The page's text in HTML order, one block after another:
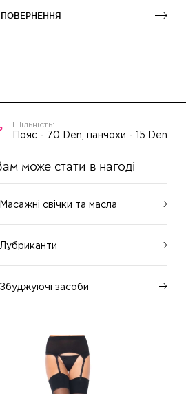
Пояс - 70 Den, панчохи - 15 Den
може стати в нагоді
Масажні свічки та масла
Лубриканти
Збуджуючі засоби